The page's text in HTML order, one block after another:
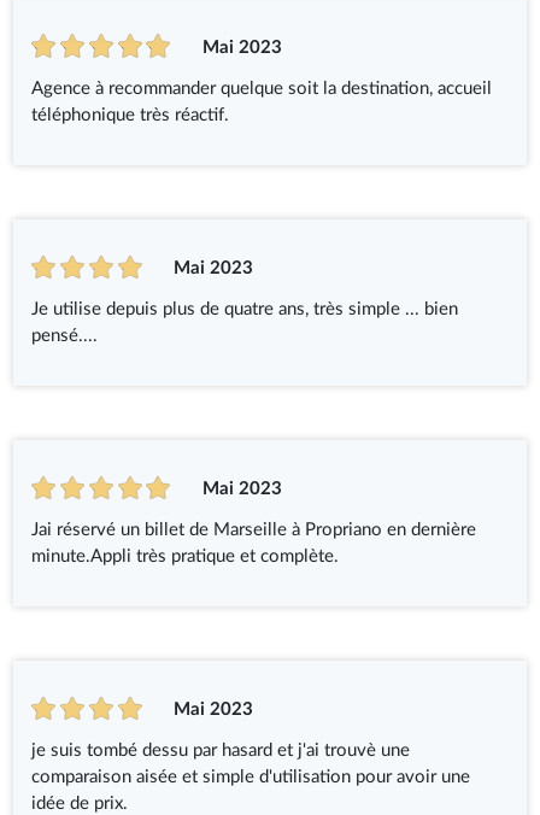
Mai 2023
Agence à recommander quelque soit la destination, accueil
téléphonique très réactif.
Mai 2023
Je utilise depuis plus de quatre ans, très simple ... bien
pensé....
Mai 2023
Jai réservé un billet de Marseille à Propriano en dernière
minute.Appli très pratique et complète.
Mai 2023
je suis tombé dessu par hasard et j'ai trouvè une
comparaison aisée et simple d'utilisation pour avoir une
idée de prix.